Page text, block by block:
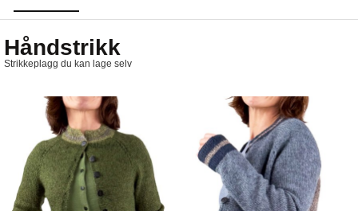
Håndstrikk
Strikkeplagg du kan lage selv